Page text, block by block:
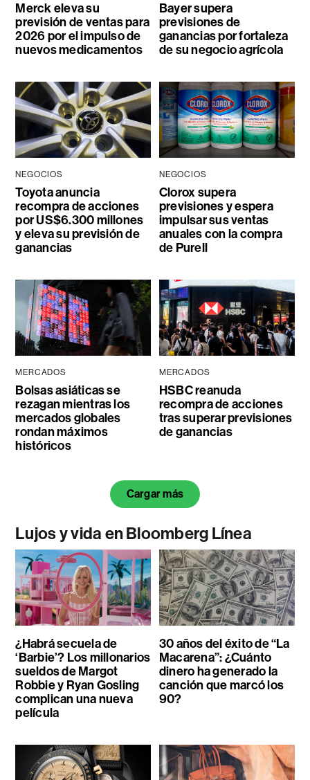
Merck eleva su
previsión de ventas para
2026 por el impulso de
nuevos medicamentos
Bayer supera
previsiones de
ganancias por fortaleza
de su negocio agrícola
NEGOCIOS
Toyota anuncia
recompra de acciones
por US$6.300 millones
y eleva su previsión de
ganancias
NEGOCIOS
Clorox supera
previsiones y espera
impulsar sus ventas
anuales con la compra
de Purell
MERCADOS
Bolsas asiáticas se
rezagan mientras los
mercados globales
rondan máximos
históricos
MERCADOS
HSBC reanuda
recompra de acciones
tras superar previsiones
de ganancias
Cargar más
Lujos y vida en Bloomberg Línea
¿Habrá secuela de
‘Barbie’? Los millonarios
sueldos de Margot
Robbie y Ryan Gosling
complican una nueva
película
30 años del éxito de “La
Macarena”: ¿Cuánto
dinero ha generado la
canción que marcó los
90?